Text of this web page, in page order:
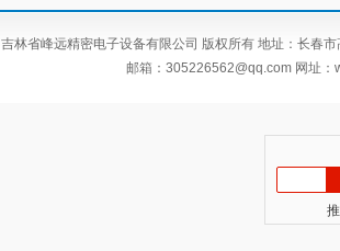
吉林省峰远精密电子设备有限公司 版权所有 地址：长
邮箱： 305226562@qq.com网址：